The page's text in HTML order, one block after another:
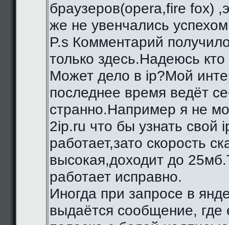
браузеров(opera,fire fox)
же не увенчались
P.s Комментарий
только здесь.Надеюсь
Может дело в ip?Мой
последнее время ведёт
странно.Например я не
2ip.ru что бы узнать свой
работает,зато скорость
высокая,доходит до
работает исправно.
Иногда при запросе в
выдаётся сообщение, где